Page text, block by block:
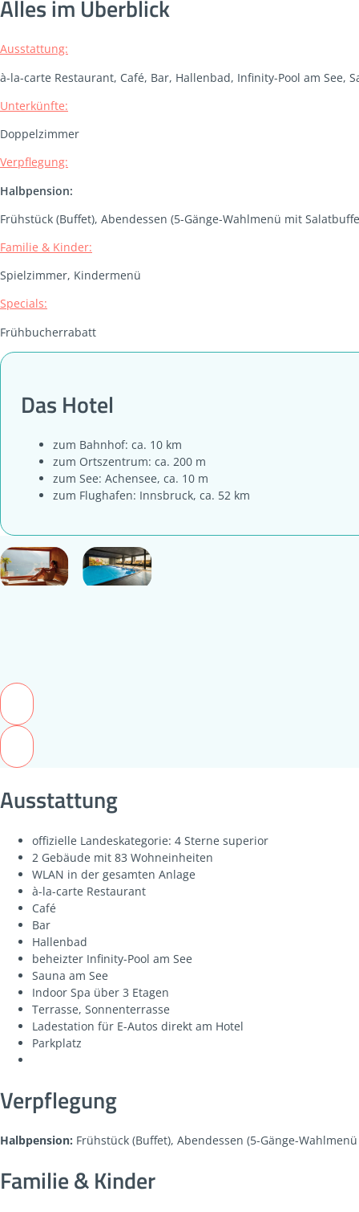
Alles im Überblick
Ausstattung:
à-la-carte Restaurant, Café, Bar, Hallenbad, Infinity-Pool am See,
Unterkünfte:
Doppelzimmer
Verpflegung:
Halbpension:
Frühstück (Buffet), Abendessen (5-Gänge-Wahlmenü mit
Familie & Kinder:
Spielzimmer, Kindermenü
Specials:
Frühbucherrabatt
Das Hotel
zum Bahnhof: ca. 10 km
zum Ortszentrum: ca. 200 m
zum See: Achensee, ca. 10 m
zum Flughafen: Innsbruck, ca. 52 km
Ausstattung
offizielle Landeskategorie: 4 Sterne superior
2 Gebäude mit 83 Wohneinheiten
WLAN in der gesamten Anlage
à-la-carte Restaurant
Café
Bar
Hallenbad
beheizter Infinity-Pool am See
Sauna am See
Indoor Spa über 3 Etagen
Terrasse, Sonnenterrasse
Ladestation für E-Autos direkt am Hotel
Parkplatz
Verpflegung
Halbpension: Frühstück (Buffet), Abendessen (5-Gänge-
Familie & Kinder